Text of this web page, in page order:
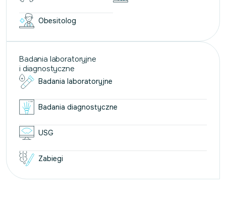
Obesitolog
Badania laboratoryjne
i diagnostyczne
Badania laboratoryjne
Badania diagnostyczne
USG
Zabiegi